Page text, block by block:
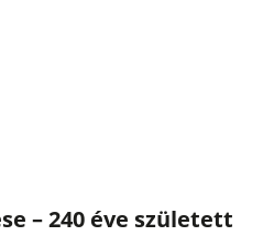
– 240 éve született